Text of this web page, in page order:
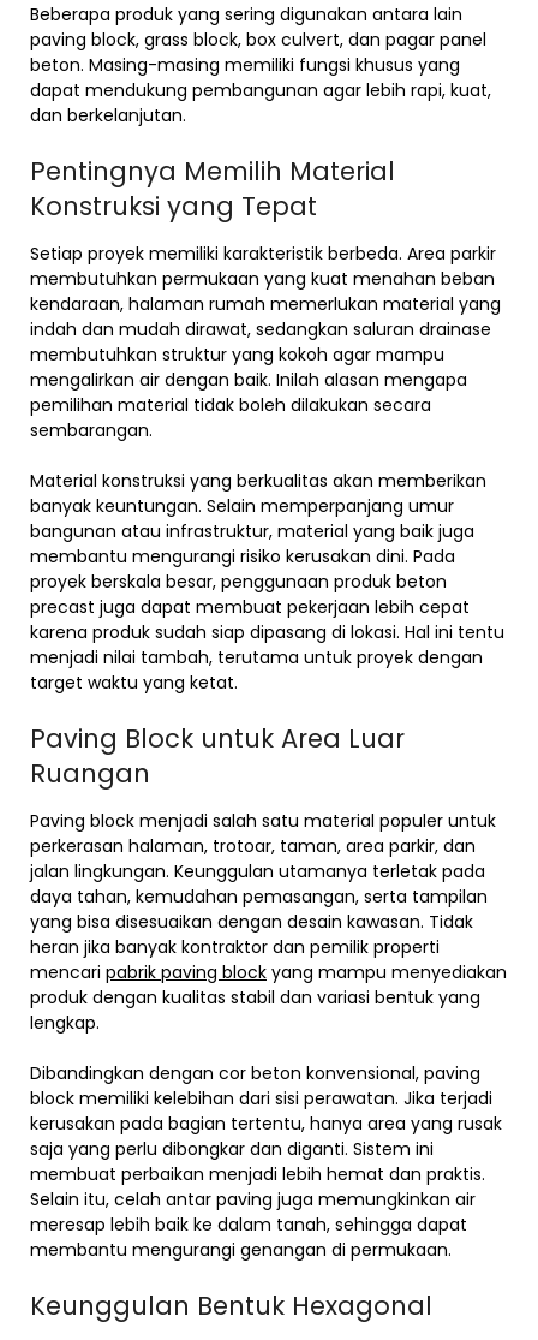
Beberapa produk yang sering digunakan antara lain
paving block, grass block, box culvert, dan pagar panel
beton. Masing-masing memiliki fungsi khusus yang
dapat mendukung pembangunan agar lebih rapi, kuat,
dan berkelanjutan.
Pentingnya Memilih Material
Konstruksi yang Tepat
Setiap proyek memiliki karakteristik berbeda. Area parkir
membutuhkan permukaan yang kuat menahan beban
kendaraan, halaman rumah memerlukan material yang
indah dan mudah dirawat, sedangkan saluran drainase
membutuhkan struktur yang kokoh agar mampu
mengalirkan air dengan baik. Inilah alasan mengapa
pemilihan material tidak boleh dilakukan secara
sembarangan.
Material konstruksi yang berkualitas akan memberikan
banyak keuntungan. Selain memperpanjang umur
bangunan atau infrastruktur, material yang baik juga
membantu mengurangi risiko kerusakan dini. Pada
proyek berskala besar, penggunaan produk beton
precast juga dapat membuat pekerjaan lebih cepat
karena produk sudah siap dipasang di lokasi. Hal ini tentu
menjadi nilai tambah, terutama untuk proyek dengan
target waktu yang ketat.
Paving Block untuk Area Luar
Ruangan
Paving block menjadi salah satu material populer untuk
perkerasan halaman, trotoar, taman, area parkir, dan
jalan lingkungan. Keunggulan utamanya terletak pada
daya tahan, kemudahan pemasangan, serta tampilan
yang bisa disesuaikan dengan desain kawasan. Tidak
heran jika banyak kontraktor dan pemilik properti
mencari pabrik paving block yang mampu menyediakan
produk dengan kualitas stabil dan variasi bentuk yang
lengkap.
Dibandingkan dengan cor beton konvensional, paving
block memiliki kelebihan dari sisi perawatan. Jika terjadi
kerusakan pada bagian tertentu, hanya area yang rusak
saja yang perlu dibongkar dan diganti. Sistem ini
membuat perbaikan menjadi lebih hemat dan praktis.
Selain itu, celah antar paving juga memungkinkan air
meresap lebih baik ke dalam tanah, sehingga dapat
membantu mengurangi genangan di permukaan.
Keunggulan Bentuk Hexagonal